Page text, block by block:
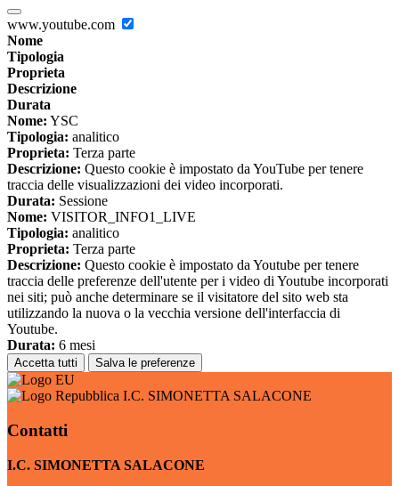
www.youtube.com
Nome
Tipologia
Proprieta
Descrizione
Durata
Nome: YSC
Tipologia: analitico
Proprieta: Terza parte
Descrizione: Questo cookie è impostato da YouTube per tenere
traccia delle visualizzazioni dei video incorporati.
Durata: Sessione
Nome: VISITOR_INFO1_LIVE
Tipologia: analitico
Proprieta: Terza parte
Descrizione: Questo cookie è impostato da Youtube per tenere
traccia delle preferenze dell'utente per i video di Youtube incorporati
nei siti; può anche determinare se il visitatore del sito web sta
utilizzando la nuova o la vecchia versione dell'interfaccia di
Youtube.
Durata: 6 mesi
Accetta tutti Salva le preferenze
I.C. SIMONETTA SALACONE
Contatti
I.C. SIMONETTA SALACONE